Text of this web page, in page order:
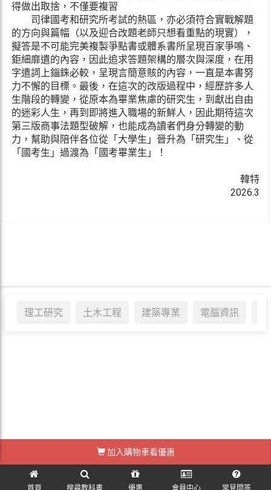
理工研究 土木工程 建築專業 電腦資訊
得做出取捨，不僅要複習
司律國考和研究所考試的熱區，亦必須符合實戰解題
的方向與篇幅（以及迎合改題老師只想看重點的現實），
擬答是不可能完美複製爭點書或體系書所呈現百家爭鳴、
鉅細靡遺的內容，因此追求答題架構的層次與深度，在用
字遣詞上錙銖必較，呈現言簡意賅的內容，一直是本書努
力不懈的目標。最後，在這次的改版過程中，經歷許多人
生階段的轉變，從原本為畢業焦慮的研究生，到獻出自由
的迷彩人生，再到即將進入職場的新鮮人，因此期待這次
第三版商事法題型破解，也能成為讀者們身分轉變的動
力，幫助與陪伴各位從「大學生」晉升為「研究生」、從
「國考生」過渡為「國考畢業生」！
韓特
2026.3
加入購物車看優惠
首頁 搜尋教科書 優惠 會員中心 常見問答
訪客訂單查詢